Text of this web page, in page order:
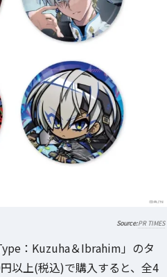
PR TIMES
：Kuzuha＆Ibrahim」のタ
以上(税込)で購入すると、全4